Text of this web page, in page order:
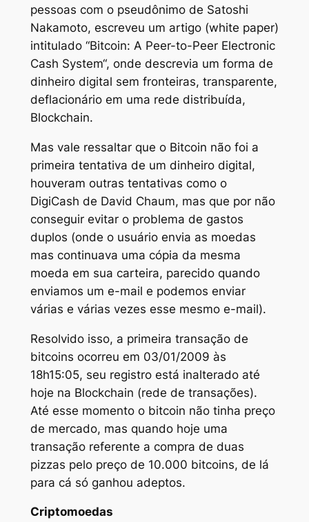
pessoas com o pseudônimo de Satoshi
Nakamoto, escreveu um artigo (white paper)
intitulado “Bitcoin: A Peer-to-Peer Electronic
Cash System“, onde descrevia um forma de
dinheiro digital sem fronteiras, transparente,
deflacionário em uma rede distribuída,
Blockchain.
Mas vale ressaltar que o Bitcoin não foi a
primeira tentativa de um dinheiro digital,
houveram outras tentativas como o
DigiCash de David Chaum, mas que por não
conseguir evitar o problema de gastos
duplos (onde o usuário envia as moedas
mas continuava uma cópia da mesma
moeda em sua carteira, parecido quando
enviamos um e-mail e podemos enviar
várias e várias vezes esse mesmo e-mail).
Resolvido isso, a primeira transação de
bitcoins ocorreu em 03/01/2009 às
18h15:05, seu registro está inalterado até
hoje na Blockchain (rede de transações).
Até esse momento o bitcoin não tinha preço
de mercado, mas quando hoje uma
transação referente a compra de duas
pizzas pelo preço de 10.000 bitcoins, de lá
para cá só ganhou adeptos.
Criptomoedas